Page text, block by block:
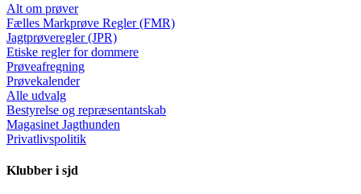
Alt om prøver
Fælles Markprøve Regler (FMR)
Jagtprøveregler (JPR)
Etiske regler for dommere
Prøveafregning
Prøvekalender
Alle udvalg
Bestyrelse og repræsentantskab
Magasinet Jagthunden
Privatlivspolitik
Klubber i sjd